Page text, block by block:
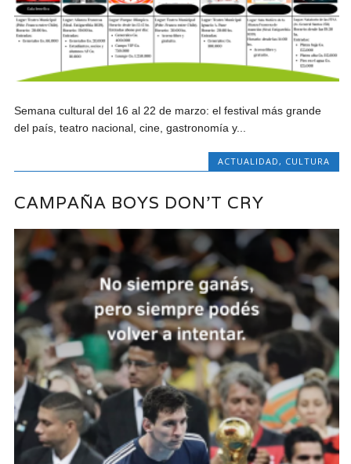
Semana cultural del 16 al 22 de marzo: el festival más grande
del país, teatro nacional, cine, gastronomía y...
ACTUALIDAD, CULTURA
CAMPAÑA BOYS DON’T CRY